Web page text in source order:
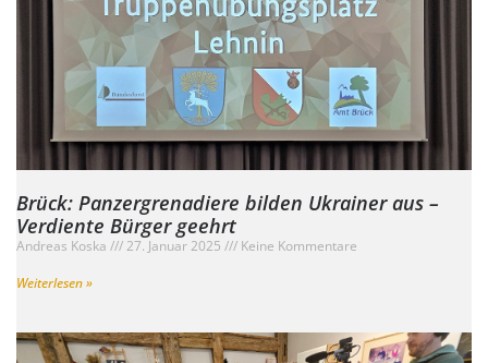
Brück: Panzergrenadiere bilden Ukrainer aus –
Verdiente Bürger geehrt
Andreas Koska 27. Januar 2025
Keine Kommentare
Weiterlesen »